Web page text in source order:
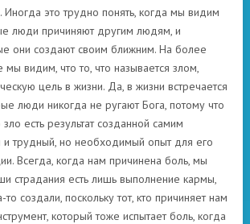
это трудно понять, когда мы видим
люди причиняют другим людям, и
они создают своим ближним. На более
видим, что то, что называется злом,
цель в жизни. Да, в жизни встречается
люди никогда не ругают Бога, потому что
есть результат созданной самим
трудный, но необходимый опыт для его
Всегда, когда нам причинена боль, мы
страдания есть лишь выполнение кармы,
создали, поскольку тот, кто причиняет нам
который тоже испытает боль, когда